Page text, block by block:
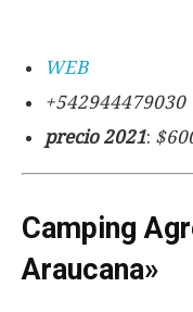
WEB
+542944479030
precio 2021:
Camping
Araucana»